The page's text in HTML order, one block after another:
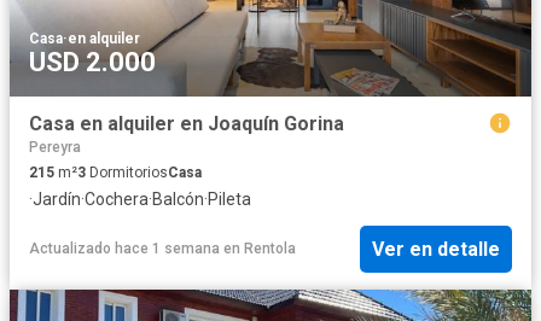
Casa·en alquiler
USD 2.000
Casa en alquiler en Joaquín Gorina
Pereyra
215 m²3 DormitoriosCasa
·Jardín·Cochera·Balcón·Pileta
Actualizado hace 1 semana en Rentola Ver en detalle